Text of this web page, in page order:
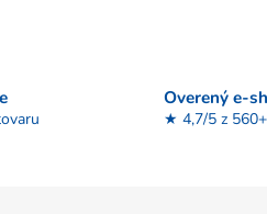
Overený e-
★ 4,7/5 z